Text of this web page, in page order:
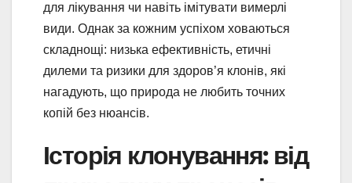
для лікування чи навіть імітувати вимерлі
види. Однак за кожним успіхом ховаються
складнощі: низька ефективність, етичні
дилеми та ризики для здоров’я клонів, які
нагадують, що природа не любить точних
копій без нюансів.
Історія клонування: від